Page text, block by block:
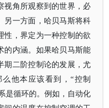
视角所观察到的世界，必
另一方面，哈贝马斯将科
性，界定为一种控制的欲
的内涵。如果哈贝马斯能
期二阶控制论的发展，尤
他本应该看到，“控制
是循环的。例如，自动化